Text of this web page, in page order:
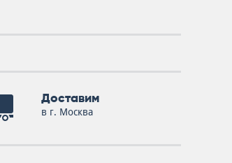
Доставим
в г. Москва